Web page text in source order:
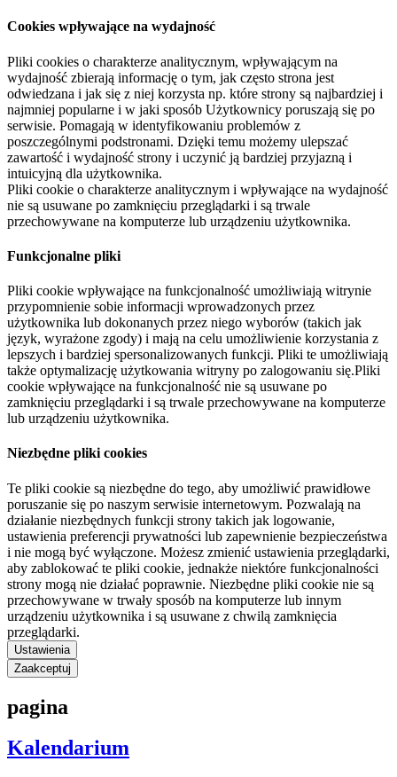
Cookies wpływające na wydajność
Pliki cookies o charakterze analitycznym, wpływającym na
wydajność zbierają informację o tym, jak często strona jest
odwiedzana i jak się z niej korzysta np. które strony są najbardziej i
najmniej popularne i w jaki sposób Użytkownicy poruszają się po
serwisie. Pomagają w identyfikowaniu problemów z
poszczególnymi podstronami. Dzięki temu możemy ulepszać
zawartość i wydajność strony i uczynić ją bardziej przyjazną i
intuicyjną dla użytkownika.
Pliki cookie o charakterze analitycznym i wpływające na wydajność
nie są usuwane po zamknięciu przeglądarki i są trwale
przechowywane na komputerze lub urządzeniu użytkownika.
Funkcjonalne pliki
Pliki cookie wpływające na funkcjonalność umożliwiają witrynie
przypomnienie sobie informacji wprowadzonych przez
użytkownika lub dokonanych przez niego wyborów (takich jak
język, wyrażone zgody) i mają na celu umożliwienie korzystania z
lepszych i bardziej spersonalizowanych funkcji. Pliki te umożliwiają
także optymalizację użytkowania witryny po zalogowaniu się.Pliki
cookie wpływające na funkcjonalność nie są usuwane po
zamknięciu przeglądarki i są trwale przechowywane na komputerze
lub urządzeniu użytkownika.
Niezbędne pliki cookies
Te pliki cookie są niezbędne do tego, aby umożliwić prawidłowe
poruszanie się po naszym serwisie internetowym. Pozwalają na
działanie niezbędnych funkcji strony takich jak logowanie,
ustawienia preferencji prywatności lub zapewnienie bezpieczeństwa
i nie mogą być wyłączone. Możesz zmienić ustawienia przeglądarki,
aby zablokować te pliki cookie, jednakże niektóre funkcjonalności
strony mogą nie działać poprawnie. Niezbędne pliki cookie nie są
przechowywane w trwały sposób na komputerze lub innym
urządzeniu użytkownika i są usuwane z chwilą zamknięcia
przeglądarki.
Ustawienia
Zaakceptuj
pagina
Kalendarium